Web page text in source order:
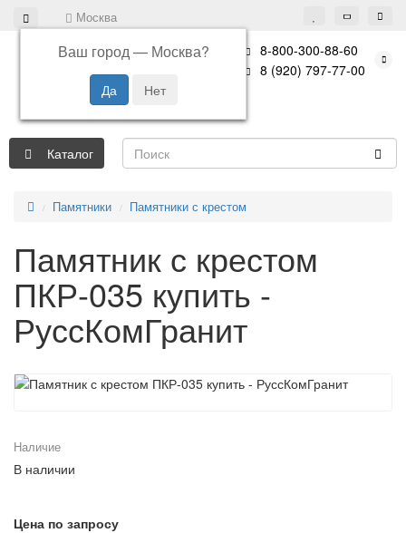
Москва
Ваш город — Москва?
8-800-300-88-60
8 (920) 797-77-00
Каталог
Памятники Памятники с крестом
Памятник с крестом
ПКР-035 купить -
РуссКомГранит
Наличие
В наличии
Цена по запросу